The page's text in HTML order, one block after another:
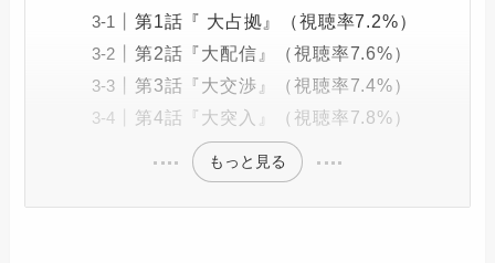
第1話『 大占拠』（視聴率7.2%）
第2話『大配信』（視聴率7.6%）
第3話『大交渉』（視聴率7.4%）
第4話『大突入』（視聴率7.8%）
もっと見る